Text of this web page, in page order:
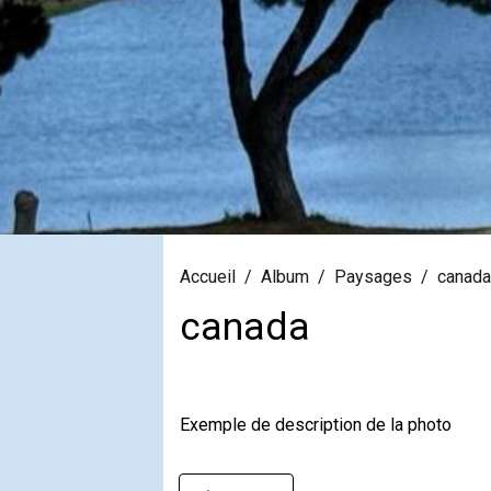
Accueil Album Paysages canada
canada
Exemple de description de la photo